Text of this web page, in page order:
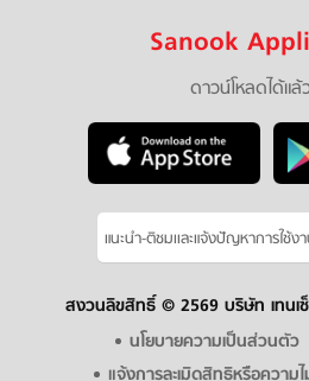
Sanook
ดาวน์โหลดได้แ
แนะนำ-ติชมเเละแจ้งปัญหาการใช้ง
สงวนลิขสิทธิ์ © 2569 บริษัท เทนเ
นโยบายความเป็นส่วนตัว